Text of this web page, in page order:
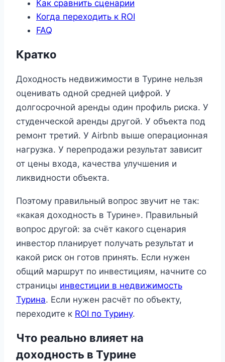
Как сравнить сценарии
Когда переходить к ROI
FAQ
Кратко
Доходность недвижимости в Турине нельзя
оценивать одной средней цифрой. У
долгосрочной аренды один профиль риска. У
студенческой аренды другой. У объекта под
ремонт третий. У Airbnb выше операционная
нагрузка. У перепродажи результат зависит
от цены входа, качества улучшения и
ликвидности объекта.
Поэтому правильный вопрос звучит не так:
«какая доходность в Турине». Правильный
вопрос другой: за счёт какого сценария
инвестор планирует получать результат и
какой риск он готов принять. Если нужен
общий маршрут по инвестициям, начните со
страницы инвестиции в недвижимость
Турина. Если нужен расчёт по объекту,
переходите к ROI по Турину.
Что реально влияет на
доходность в Турине